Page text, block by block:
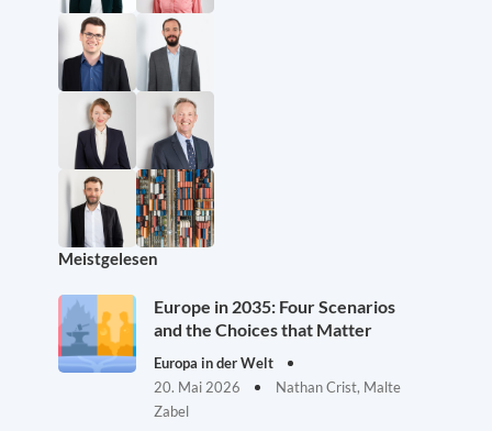
Meistgelesen
Europe in 2035: Four Scenarios
and the Choices that Matter
Europa in der Welt
20. Mai 2026
Nathan Crist, Malte
Zabel